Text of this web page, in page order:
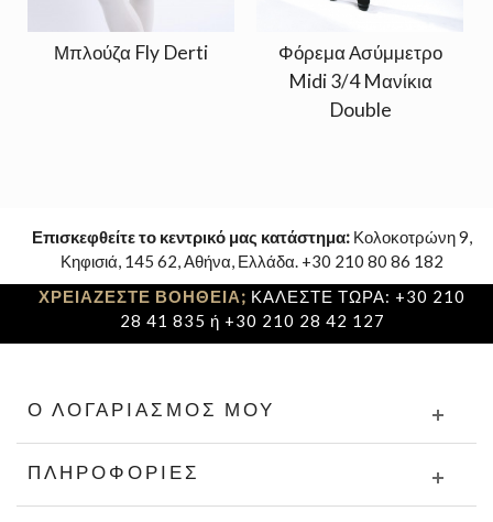
Μπλούζα Fly Derti
Φόρεμα Ασύμμετρο
Midi 3/4 Mανίκια
Double
Επισκεφθείτε το κεντρικό μας κατάστημα: Κολοκοτρώνη 9,
Κηφισιά, 145 62, Αθήνα, Ελλάδα. +30 210 80 86 182
ΧΡΕΙΑΖΕΣΤΕ ΒΟΗΘΕΙΑ; ΚΑΛΕΣΤΕ ΤΩΡΑ: +30 210
28 41 835 ή +30 210 28 42 127
Ο ΛΟΓΑΡΙΑΣΜΌΣ ΜΟΥ
ΠΛΗΡΟΦΟΡΊΕΣ